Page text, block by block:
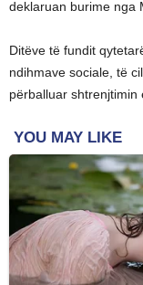
deklaruan burime nga
Ditëve të fundit
ndihmave sociale, të
përballuar shtrenjtimin